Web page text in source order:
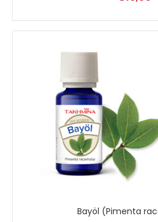
Bayöl (Pimenta